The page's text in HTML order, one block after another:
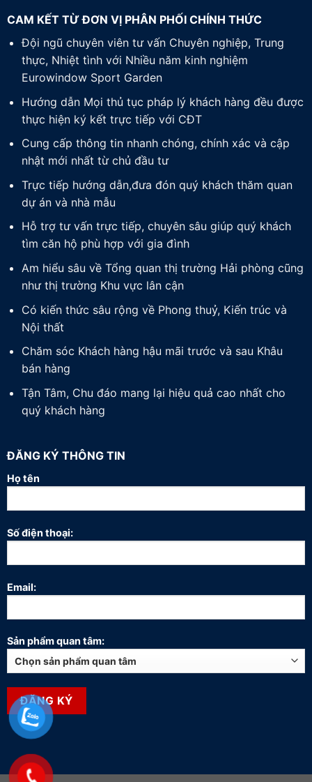
CAM KẾT TỪ ĐƠN VỊ PHÂN PHỐI CHÍNH THỨC
Đội ngũ chuyên viên tư vấn Chuyên nghiệp, Trung
thực, Nhiệt tình với Nhiều năm kinh nghiệm
Eurowindow Sport Garden
Hướng dẫn Mọi thủ tục pháp lý khách hàng đều được
thực hiện ký kết trực tiếp với CĐT
Cung cấp thông tin nhanh chóng, chính xác và cập
nhật mới nhất từ chủ đầu tư
Trực tiếp hướng dẫn,đưa đón quý khách thăm quan
dự án và nhà mẫu
Hỗ trợ tư vấn trực tiếp, chuyên sâu giúp quý khách
tìm căn hộ phù hợp với gia đình
Am hiểu sâu về Tổng quan thị trường Hải phòng cũng
như thị trường Khu vực lân cận
Có kiến thức sâu rộng về Phong thuỷ, Kiến trúc và
Nội thất
Chăm sóc Khách hàng hậu mãi trước và sau Khâu
bán hàng
Tận Tâm, Chu đáo mang lại hiệu quả cao nhất cho
quý khách hàng
ĐĂNG KÝ THÔNG TIN
Họ tên
Số điện thoại:
Email:
Sản phẩm quan tâm: